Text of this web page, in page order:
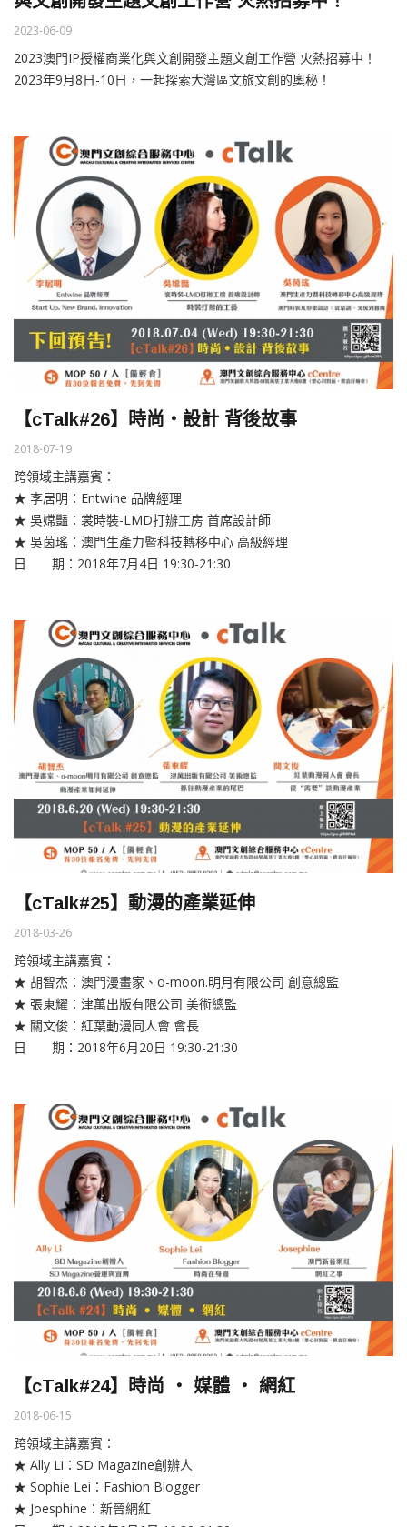
2023-06-09
2023澳門IP授權商業化與文創開發主題文創工作營 火熱招募中！
2023年9月8日-10日，一起探索大灣區文旅文創的奧秘！
【cTalk#26】時尚‧設計 背後故事
2018-07-19
跨領域主講嘉賓：
★ 李居明：Entwine 品牌經理
★ 吳嫦豔：裳時裝-LMD打辦工房 首席設計師
★ 吳茵瑤：澳門生產力暨科技轉移中心 高級經理
日 期：2018年7月4日 19:30-21:30
【cTalk#25】動漫的產業延伸
2018-03-26
跨領域主講嘉賓：
★ 胡智杰：澳門漫畫家、o-moon.明月有限公司 創意總監
★ 張東耀：津萬出版有限公司 美術總監
★ 關文俊：紅葉動漫同人會 會長
日 期：2018年6月20日 19:30-21:30
【cTalk#24】時尚 ‧ 媒體 ‧ 網紅
2018-06-15
跨領域主講嘉賓：
★ Ally Li：SD Magazine創辦人
★ Sophie Lei：Fashion Blogger
★ Joesphine：新晉網紅